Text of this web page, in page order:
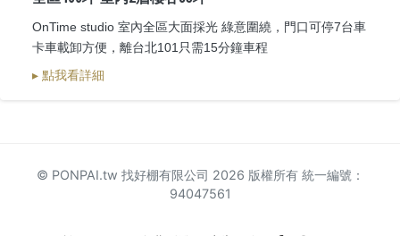
OnTime studio 室內全區大面採光 綠意圍繞，門口可停7台車
卡車載卸方便，離台北101只需15分鐘車程
▸ 點我看詳細
© PONPAI.tw 找好棚有限公司 2026 版權所有 統一編號：
94047561